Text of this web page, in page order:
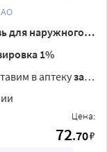
наружного применения
1%
в аптекузавтра
Цена:
72.70₽